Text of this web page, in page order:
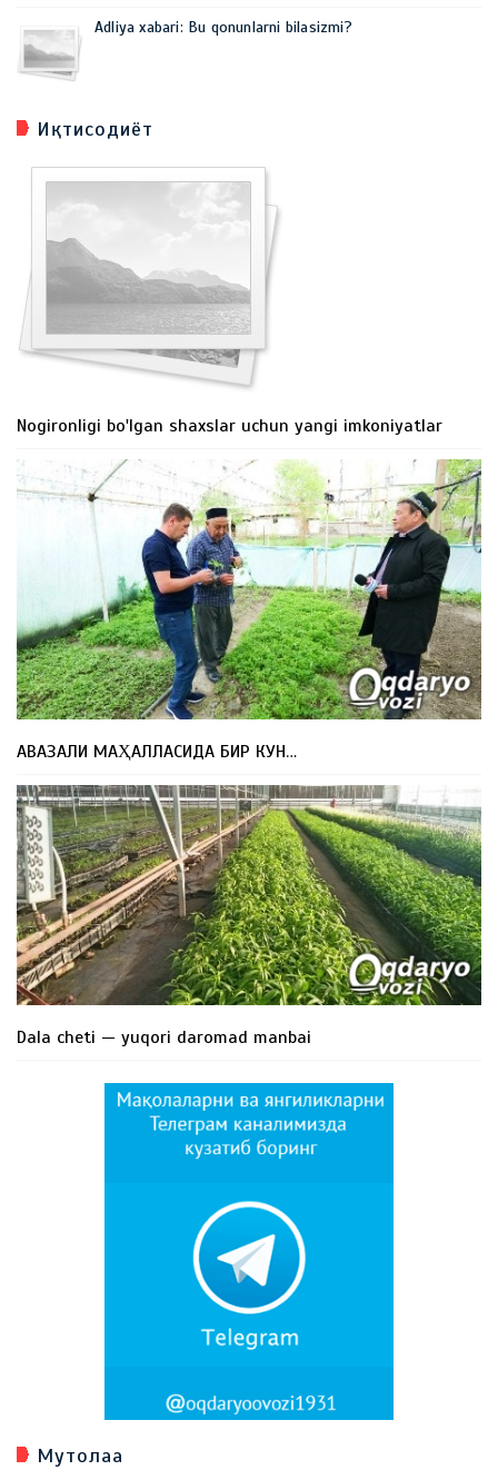
Adliya xabari: Bu qonunlarni bilasizmi?
Иқтисодиёт
Nogironligi bo'lgan shaxslar uchun yangi imkoniyatlar
АВАЗАЛИ МАҲАЛЛАСИДА БИР КУН…
Dala cheti — yuqori daromad manbai
Мутолаа